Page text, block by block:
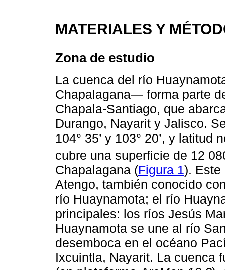
MATERIALES Y
Zona de estudio
La cuenca del río
Chapalagana― forma parte
Chapala-Santiago, que
Durango, Nayarit y Jalisco.
104° 35’ y 103° 20’, y latitud
cubre una superficie de 12
Chapalagana (Figura 1). Este
Atengo, también conocido
río Huaynamota; el río
principales: los ríos Jesús
Huaynamota se une al río
desemboca en el océano
Ixcuintla, Nayarit. La cuenca